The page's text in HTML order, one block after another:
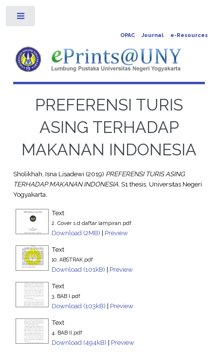
OPAC Journal e-Resources
PREFERENSI TURIS
ASING TERHADAP
MAKANAN INDONESIA
Sholikhah, Isna Lisadewi (2019) PREFERENSI TURIS ASING
TERHADAP MAKANAN INDONESIA. S1 thesis, Universitas Negeri
Yogyakarta.
Text
2. Cover s.d daftar lampiran.pdf
Download (2MB) | Preview
Text
10. ABSTRAK.pdf
Download (101kB) | Preview
Text
3. BAB I.pdf
Download (103kB) | Preview
Text
4. BAB II.pdf
Download (494kB) | Preview